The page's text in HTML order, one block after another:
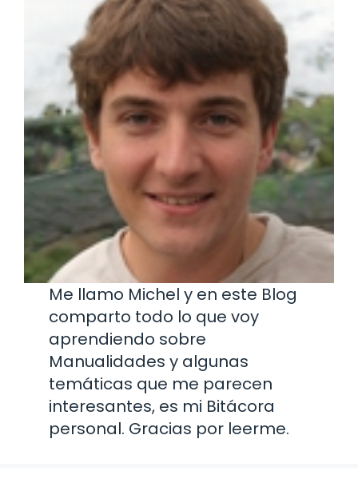
Me llamo Michel y en este Blog
comparto todo lo que voy
aprendiendo sobre
Manualidades y algunas
temáticas que me parecen
interesantes, es mi Bitácora
personal. Gracias por leerme.